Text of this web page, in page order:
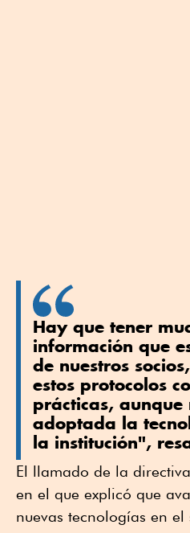
Hay que tener
información que
de nuestros
estos protocolos
prácticas, aunque
adoptada la
la institución",
El llamado de la
en el que explicó que
nuevas tecnologías en el